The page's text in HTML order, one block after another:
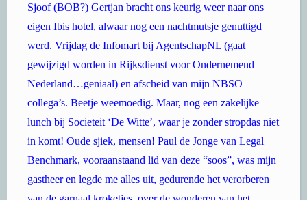
Sjoof (BOB?) Gertjan bracht ons keurig weer naar ons
eigen Ibis hotel, alwaar nog een nachtmutsje genuttigd
werd. Vrijdag de Infomart bij AgentschapNL (gaat
gewijzigd worden in Rijksdienst voor Ondernemend
Nederland…geniaal) en afscheid van mijn NBSO
collega’s. Beetje weemoedig. Maar, nog een zakelijke
lunch bij Societeit ‘De Witte’, waar je zonder stropdas niet
in komt! Oude sjiek, mensen! Paul de Jonge van Legal
Benchmark, vooraanstaand lid van deze “soos”, was mijn
gastheer en legde me alles uit, gedurende het verorberen